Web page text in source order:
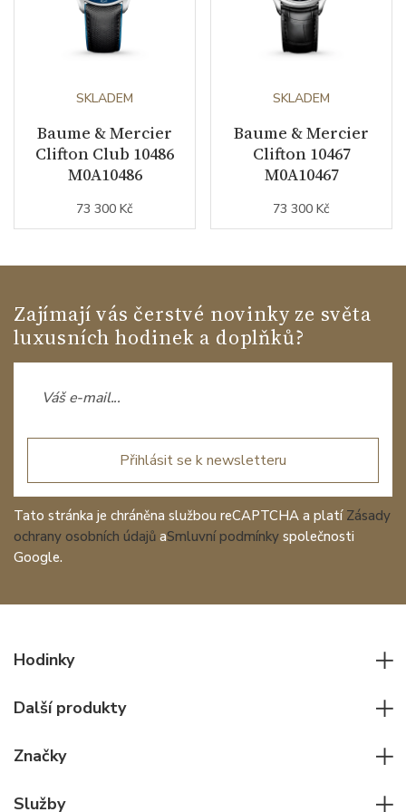
SKLADEM
Baume & Mercier
Clifton Club 10486
M0A10486
73 300 Kč
SKLADEM
Baume & Mercier
Clifton 10467
M0A10467
73 300 Kč
Zajímají vás čerstvé novinky ze světa
luxusních hodinek a doplňků?
Přihlásit se k newsletteru
Tato stránka je chráněna službou reCAPTCHA a platí Zásady
ochrany osobních údajů aSmluvní podmínky společnosti
Google.
Hodinky
Dámské hodinky
Další produkty
Ostatní doplňky
Značky
Služby